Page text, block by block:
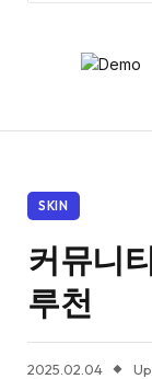
SKIN
커뮤니
루천
2025.02.04